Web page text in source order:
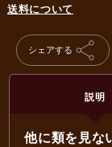
送料について
シェアする
説明
他に類を見な